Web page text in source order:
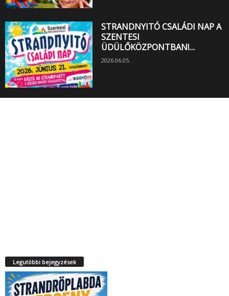
STRANDNYITÓ CSALÁDI NAP A
SZENTESI
ÜDÜLŐKÖZPONTBAN!…
2026.06.05.
Legutóbbi bejegyzések